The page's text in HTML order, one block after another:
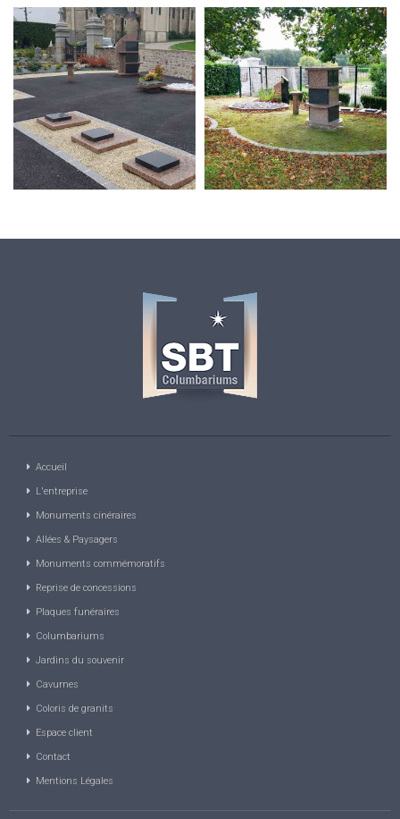
Accueil
L'entreprise
Monuments cinéraires
Allées & Paysagers
Monuments commémoratifs
Reprise de concessions
Plaques funéraires
Columbariums
Jardins du souvenir
Cavurnes
Coloris de granits
Espace client
Contact
Mentions Légales